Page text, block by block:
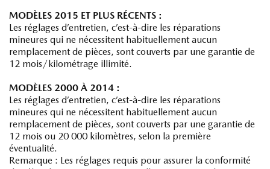
MODÈLES 2015 ET PLUS RÉCENTS :
Les réglages d’entretien, c’est-à-dire les réparations
mineures qui ne nécessitent habituellement aucun
remplacement de pièces, sont couverts par une garantie de
12 mois/kilométrage illimité.
MODÈLES 2000 À 2014 :
Les réglages d’entretien, c’est-à-dire les réparations
mineures qui ne nécessitent habituellement aucun
remplacement de pièces, sont couverts par une garantie de
12 mois ou 20 000 kilomètres, selon la première
éventualité.
Remarque : Les réglages requis pour assurer la conformité